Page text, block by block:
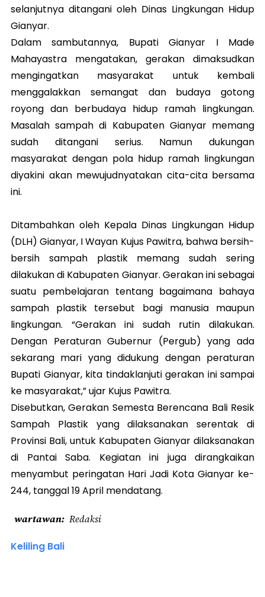
selanjutnya ditangani oleh Dinas Lingkungan Hidup
Gianyar.
Dalam sambutannya, Bupati Gianyar I Made
Mahayastra mengatakan, gerakan dimaksudkan
mengingatkan masyarakat untuk kembali
menggalakkan semangat dan budaya gotong
royong dan berbudaya hidup ramah lingkungan.
Masalah sampah di Kabupaten Gianyar memang
sudah ditangani serius. Namun dukungan
masyarakat dengan pola hidup ramah lingkungan
diyakini akan mewujudnyatakan cita-cita bersama
ini.
Ditambahkan oleh Kepala Dinas Lingkungan Hidup
(DLH) Gianyar, I Wayan Kujus Pawitra, bahwa bersih-
bersih sampah plastik memang sudah sering
dilakukan di Kabupaten Gianyar. Gerakan ini sebagai
suatu pembelajaran tentang bagaimana bahaya
sampah plastik tersebut bagi manusia maupun
lingkungan. “Gerakan ini sudah rutin dilakukan.
Dengan Peraturan Gubernur (Pergub) yang ada
sekarang mari yang didukung dengan peraturan
Bupati Gianyar, kita tindaklanjuti gerakan ini sampai
ke masyarakat,” ujar Kujus Pawitra.
Disebutkan, Gerakan Semesta Berencana Bali Resik
Sampah Plastik yang dilaksanakan serentak di
Provinsi Bali, untuk Kabupaten Gianyar dilaksanakan
di Pantai Saba. Kegiatan ini juga dirangkaikan
menyambut peringatan Hari Jadi Kota Gianyar ke-
244, tanggal 19 April mendatang.
wartawan Redaksi
Keliling Bali